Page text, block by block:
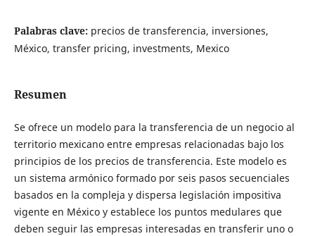
Palabras clave: precios de transferencia, inversiones,
México, transfer pricing, investments, Mexico
Resumen
Se ofrece un modelo para la transferencia de un negocio al
territorio mexicano entre empresas relacionadas bajo los
principios de los precios de transferencia. Este modelo es
un sistema armónico formado por seis pasos secuenciales
basados en la compleja y dispersa legislación impositiva
vigente en México y establece los puntos medulares que
deben seguir las empresas interesadas en transferir uno o